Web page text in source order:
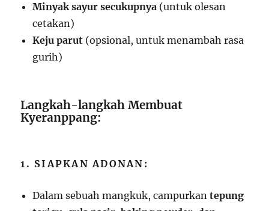
Minyak sayur secukupnya (untuk olesan
cetakan)
Keju parut (opsional, untuk menambah rasa
gurih)
Langkah-langkah Membuat
Kyeranppang:
1. SIAPKAN ADONAN:
Dalam sebuah mangkuk, campurkantepung